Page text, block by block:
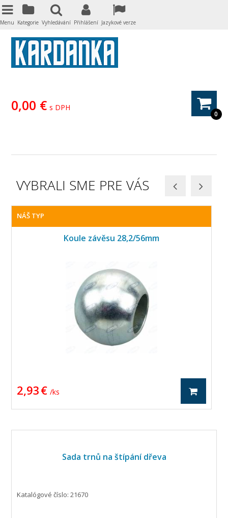
0
0,00 € s DPH
VYBRALI SME PRE VÁS
NÁŠ TYP
Koule závěsu 28,2/56mm
2,93 € / ks
Sada trnů na štípání dřeva
Katalógové číslo: 21670
Menu Kategorie Vyhledávání Přihlášení Jazykové verze